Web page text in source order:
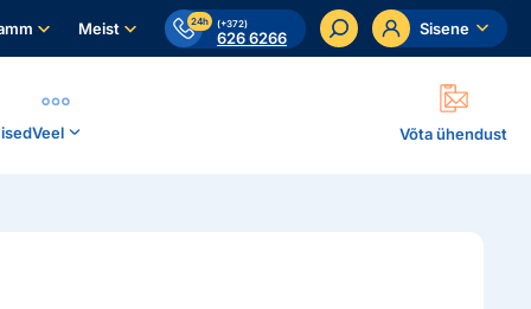
Meist 24h (+372)
626 6266 Sisene
Veel Võta ühendust